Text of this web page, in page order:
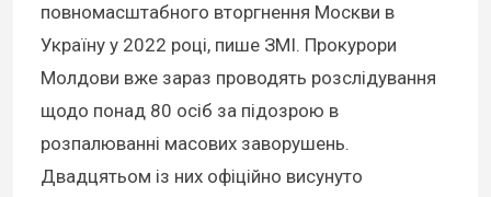
повномасштабного вторгнення Москви в
Україну у 2022 році, пише ЗМІ. Прокурори
Молдови вже зараз проводять розслідування
щодо понад 80 осіб за підозрою в
розпалюванні масових заворушень.
Двадцятьом із них офіційно висунуто